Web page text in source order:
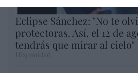
Eclipse Sánchez: "No te
protectoras. Así, el 12 de
tendrás que mirar al cielo"